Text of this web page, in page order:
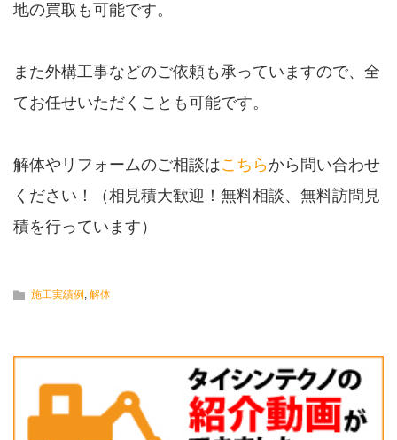
地の買取も可能です。
また外構工事などのご依頼も承っていますので、全
てお任せいただくことも可能です。
解体やリフォームのご相談はこちらから問い合わせ
ください！（相見積大歓迎！無料相談、無料訪問見
積を行っています）
施工実績例 , 解体